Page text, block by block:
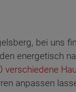
bei uns
energetisch
verschiedene
anpassen